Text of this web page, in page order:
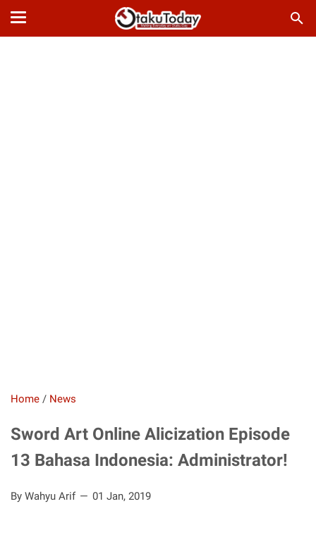
Home / News
Sword Art Online Alicization Episode
13 Bahasa Indonesia: Administrator!
By Wahyu Arif 01 Jan, 2019